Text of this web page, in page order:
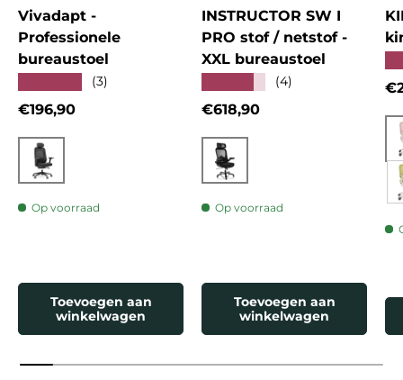
Vivadapt -
Professionele
bureaustoel
(3)
Reguliere prijs
€196,90
Zwart
Op voorraad
Toevoegen aan
winkelwagen
INSTRUCTOR SW I
PRO stof / netstof -
XXL bureaustoel
(4)
Reguliere prijs
€618,90
Zwart
Op voorraad
Toevoegen aan
winkelwagen